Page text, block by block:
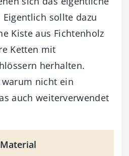
sollte dazu
Kiste aus Fichtenholz
Ketten mit
herhalten.
nicht ein
auch weiterverwendet